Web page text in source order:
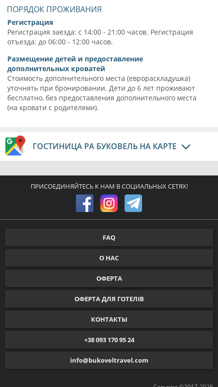
ПОРЯДОК ПРОЖИВАНИЯ
Регистрация
Регистрация заезда: с 14:00 - 21:00 часов. Регистрация
отъезда: до 06:00 - 12:00 часов.
Размещение детей и предоставление
дополнительных кроватей
Стоимость дополнительного места (еврораскладушка)
уточнять при бронировании. Дети до 6 лет проживают
бесплатно, без предоставления дополнительного места
(на кровати с родителями).
ГОСТИНИЦА РА БУКОВЕЛЬ НА КАРТЕ
ПРИСОЕДИНЯЙТЕСЬ К НАМ В СОЦИАЛЬНЫХ СЕТЯХ!
FAQ
О НАС
ОФЕРТА
ОФЕРТА ДЛЯ ГОТЕЛІВ
КОНТАКТЫ
+38 093 170 95 24
info@bukoveltravel.com